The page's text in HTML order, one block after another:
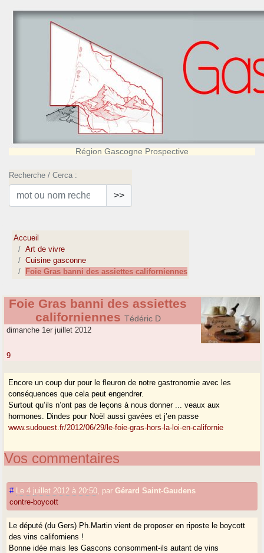
Région Gascogne Prospective
Recherche / Cerca :
>>
Accueil
Art de vivre
Cuisine gasconne
Foie Gras banni des assiettes californiennes
Foie Gras banni des assiettes
californiennes Tédéric D
dimanche 1er juillet 2012
9
Encore un coup dur pour le fleuron de notre gastronomie avec les
conséquences que cela peut engendrer.
Surtout qu’ils n’ont pas de leçons à nous donner ... veaux aux
hormones. Dindes pour Noël aussi gavées et j’en passe
www.sudouest.fr/2012/06/29/le-foie-gras-hors-la-loi-en-californie
Vos commentaires
# Le 4 juillet 2012 à 20:50 parGérard Saint-Gaudens
contre-boycott
Le député (du Gers) Ph.Martin vient de proposer en riposte le boycott
des vins californiens !
Bonne idée mais les Gascons consomment-ils autant de vins